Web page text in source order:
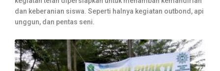
dan keberanian siswa. Seperti halnya kegiatan outbond, api
unggun, dan pentas seni.